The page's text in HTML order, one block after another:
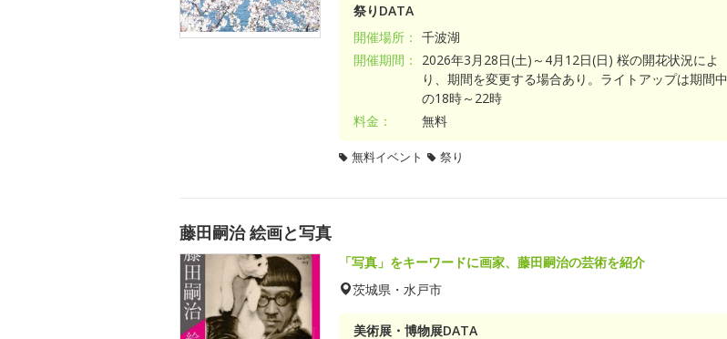
祭りDATA
開催場所： 千波湖
開催期間：
2026年3月28日(土)～4月12日(日) 桜の開花状況によ
り、期間を変更する場合あり。ライトアップは期間中
の18時～22時
料金：
無料
無料イベント 祭り
藤田嗣治 絵画と写真
「写真」をキーワードに画家、藤田嗣治の芸術を紹介
茨城県・水戸市
美術展・博物展DATA